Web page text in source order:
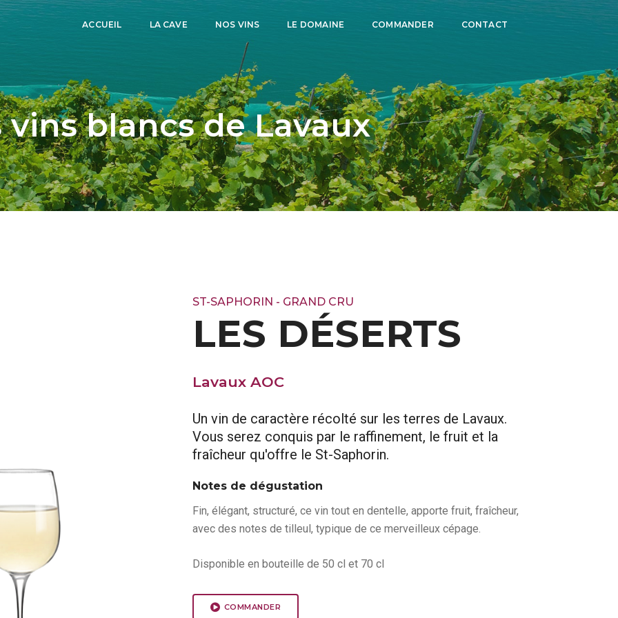
ACCUEIL LA CAVE NOS VINS LE DOMAINE COMMANDER CONTACT
vins blancs de Lavaux
ST-SAPHORIN - GRAND CRU
LES DÉSERTS
Lavaux AOC
Un vin de caractère récolté sur les terres de Lavaux.
Vous serez conquis par le raffinement, le fruit et la
fraîcheur qu'offre le St-Saphorin.
Notes de dégustation
Fin, élégant, structuré, ce vin tout en dentelle, apporte fruit, fraîcheur,
avec des notes de tilleul, typique de ce merveilleux cépage.
Disponible en bouteille de 50 cl et 70 cl
COMMANDER